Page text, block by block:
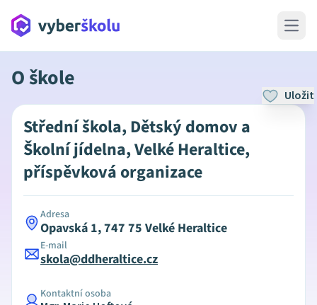
Open
O škole
Uložit
Střední škola, Dětský domov a
Školní jídelna, Velké Heraltice,
příspěvková organizace
Adresa
Opavská 1, 747 75 Velké Heraltice
E-mail
skola@ddheraltice.cz
Kontaktní osoba